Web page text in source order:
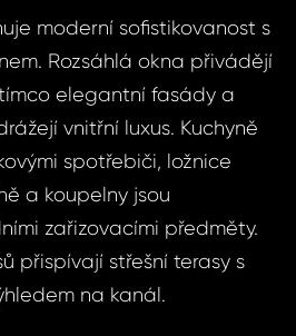
moderní sofistikovanost s
Rozsáhlá okna přivádějí
elegantní fasády a
vnitřní luxus. Kuchyně
spotřebiči, ložnice
a koupelny jsou
zařizovacími předměty.
přispívají střešní terasy s
na kanál.
Sjednat
ID1840 - Byt
arabské
2+kk,